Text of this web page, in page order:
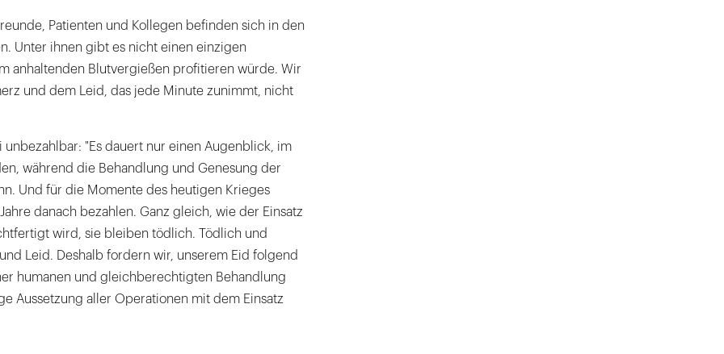
Patienten und Kollegen befinden sich in den
Unter ihnen gibt es nicht einen einzigen
anhaltenden Blutvergießen profitieren würde. Wir
und dem Leid, das jede Minute zunimmt, nicht
unbezahlbar: "Es dauert nur einen Augenblick, im
während die Behandlung und Genesung der
Und für die Momente des heutigen Krieges
danach bezahlen. Ganz gleich, wie der Einsatz
wird, sie bleiben tödlich. Tödlich und
Leid. Deshalb fordern wir, unserem Eid folgend
humanen und gleichberechtigten Behandlung
Aussetzung aller Operationen mit dem Einsatz